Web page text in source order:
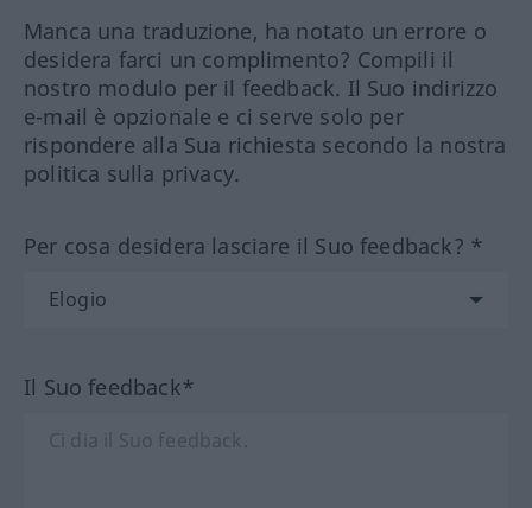
Manca una traduzione, ha notato un errore o
desidera farci un complimento? Compili il
nostro modulo per il feedback. Il Suo indirizzo
e-mail è opzionale e ci serve solo per
rispondere alla Sua richiesta secondo la nostra
politica sulla privacy.
Per cosa desidera lasciare il Suo feedback? *
Il Suo feedback*